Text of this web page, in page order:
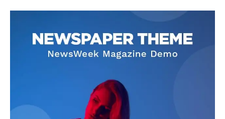
DOWNLOAD NOW
AIN NEWS 1
Contact Us